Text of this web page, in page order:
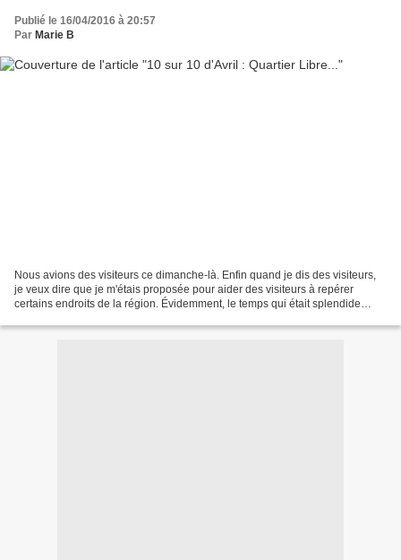
Publié le 16/04/2016 à 20:57
Par Marie B
Nous avions des visiteurs ce dimanche-là. Enfin quand je dis des visiteurs,
je veux dire que je m'étais proposée pour aider des visiteurs à repérer
certains endroits de la région. Évidemment, le temps qui était splendide